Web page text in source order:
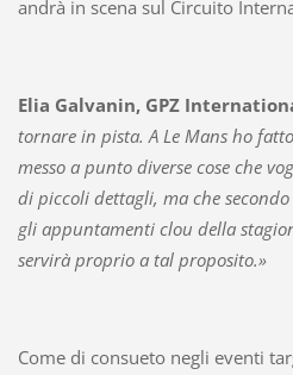
andrà in scena sul Circuito
Elia Galvanin, GPZ
tornare in pista. A Le Mans ho
messo a punto diverse cose che
di piccoli dettagli, ma che
gli appuntamenti clou della
servirà proprio a tal proposito.»
Come di consueto negli eventi